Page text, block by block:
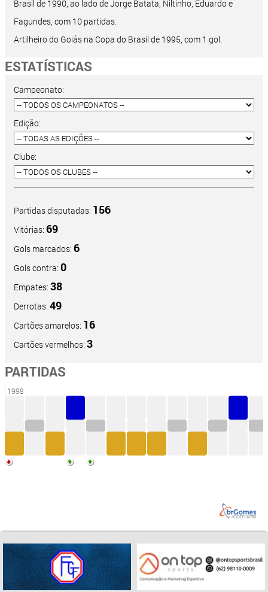
Brasil de 1990, ao lado de Jorge Batata, Niltinho, Eduardo e
Fagundes, com 10 partidas.
Artilheiro do Goiás na Copa do Brasil de 1995, com 1 gol.
ESTATÍSTICAS
Campeonato:
Edição:
Clube:
Partidas disputadas: 156
Vitórias: 69
Gols marcados: 6
Gols contra: 0
Empates: 38
Derrotas: 49
Cartões amarelos: 16
Cartões vermelhos: 3
PARTIDAS
1998